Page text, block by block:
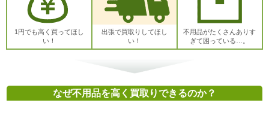
1円でも高く買ってほし
い！
出張で買取りしてほし
い！
不用品がたくさんありす
ぎて困っている…。
なぜ不用品を高く買取りできるのか？